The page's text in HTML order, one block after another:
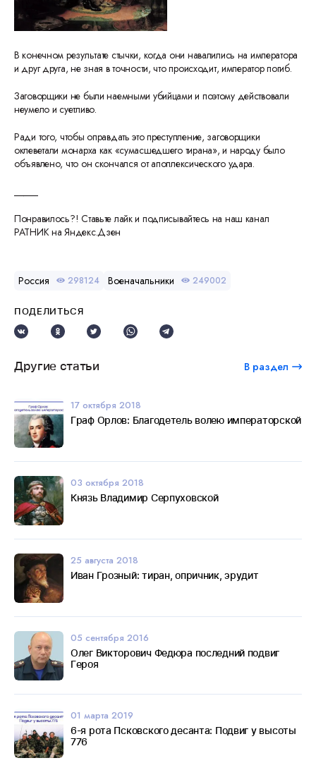
В конечном результате стычки, когда они навалились на императора
и друг друга, не зная в точности, что происходит, император погиб.
Заговорщики не были наемными убийцами и поэтому действовали
неумело и суетливо.
Ради того, чтобы оправдать это преступление, заговорщики
оклеветали монарха как «сумасшедшего тирана», и народу было
объявлено, что он скончался от апоплексического удара.
Понравилось?! Ставьте лайк и подписывайтесь на наш канал
РАТНИК на Яндекс.Дзен
Россия 298124 Военачальники 249002
ПОДЕЛИТЬСЯ
Другие статьи В раздел
17 октября 2018
Граф Орлов: Благодетель волею императорской
03 октября 2018
Князь Владимир Серпуховской
25 августа 2018
Иван Грозный: тиран, опричник, эрудит
05 сентября 2016
Олег Викторович Федюра последний подвиг
Героя
01 марта 2019
6-я рота Псковского десанта: Подвиг у высоты
776